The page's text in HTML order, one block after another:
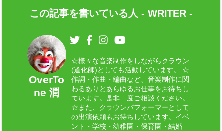
この記事を書いている人 - WRITER -
OverTo
ne 潤
☆様々な音楽制作をしながらクラウン
(道化師)としても活動しています。 ☆
作詞・作曲・編曲など、音楽制作に関
わるありとあらゆるお仕事をお待ちし
ています。是非一度ご相談ください。
☆また、クラウンパフォーマーとして
の出演依頼もお待ちしています。イベ
ント・学校・幼稚園・保育園・結婚